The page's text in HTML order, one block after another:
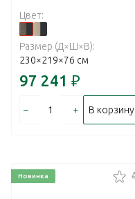
Цвет:
Размер (Д×Ш×В):
230×219×76 см
97 241 ₽
– + В корзину
Новинка